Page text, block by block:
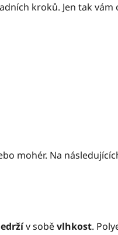
kroků. Jen tak vám
mohér. Na
v soběvlhkost.